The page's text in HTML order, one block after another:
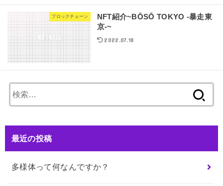
ブロックチェーン
NFT紹介~BŌSŌ TOKYO -暴走東
京-~
2022.07.18
索:
最近の投稿
多様体って何なんですか？